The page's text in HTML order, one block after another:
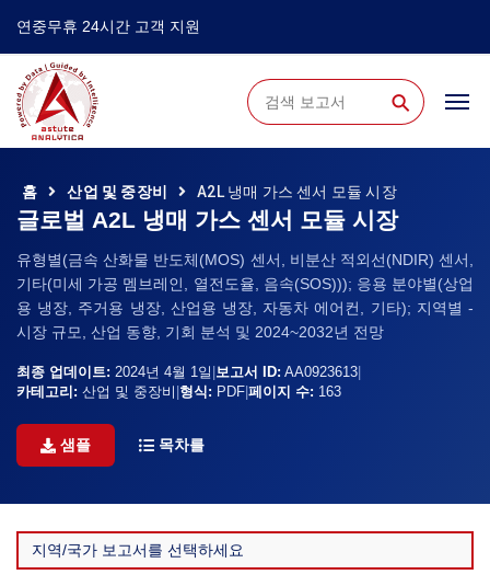
연중무휴 24시간 고객 지원
⚲
홈 산업 및 중장비 A2L 냉매 가스 센서 모듈 시장
글로벌 A2L 냉매 가스 센서 모듈 시장
유형별(금속 산화물 반도체(MOS) 센서, 비분산 적외선(NDIR) 센서,
기타(미세 가공 멤브레인, 열전도율, 음속(SOS))); 응용 분야별(상업
용 냉장, 주거용 냉장, 산업용 냉장, 자동차 에어컨, 기타); 지역별 -
시장 규모, 산업 동향, 기회 분석 및 2024~2032년 전망
최종 업데이트: 2024년 4월 1일 보고서 ID: AA0923613
카테고리: 산업 및 중장비 형식: PDF 페이지 수: 163
샘플 목차를